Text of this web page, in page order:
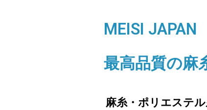
MEISI JAPAN
最高品質の麻
麻糸・ポリエステ